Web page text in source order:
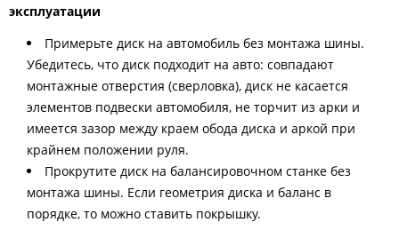
эксплуатации
Примерьте диск на автомобиль без монтажа шины.
Убедитесь, что диск подходит на авто: совпадают
монтажные отверстия (сверловка), диск не касается
элементов подвески автомобиля, не торчит из арки и
имеется зазор между краем обода диска и аркой при
крайнем положении руля.
Прокрутите диск на балансировочном станке без
монтажа шины. Если геометрия диска и баланс в
порядке, то можно ставить покрышку.